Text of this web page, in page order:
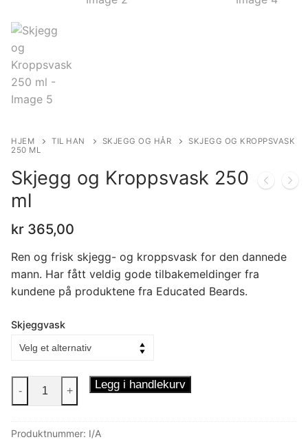
HJEM TIL HAN SKJEGG OG HÅR
SKJEGG OG KROPPSVASK
250 ML
Skjegg og Kroppsvask 250
ml
kr 365,00
Ren og frisk skjegg- og kroppsvask for den dannede
mann. Har fått veldig gode tilbakemeldinger fra
kundene på produktene fra Educated Beards.
Skjeggvask
Skjegg
250
- + Legg i handlekurv
Produktnummer: I/A